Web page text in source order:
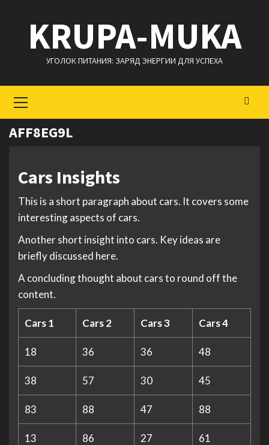
содержимому
KRUPA-MUKA
УГОЛОК ПИТАНИЯ: ЗАРЯД ЭНЕРГИИ ДЛЯ УСПЕХА
меню
AFF8EG9L
Cars Insights
This is a short paragraph about cars. It covers some
interesting aspects of cars.
Another short insight into cars. Key ideas are
briefly discussed here.
A concluding thought about cars to round off the
content.
Cars 1 Cars 2 Cars 3 Cars 4
18 36 36 48
38 57 30 45
83 88 47 88
13 86 27 61